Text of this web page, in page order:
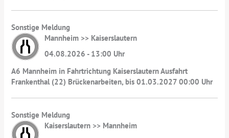
Sonstige Meldung
Mannheim >> Kaiserslautern
04.08.2026 - 13:00 Uhr
A6 Mannheim in Fahrtrichtung Kaiserslautern Ausfahrt
Frankenthal (22) Brückenarbeiten, bis 01.03.2027 00:00 Uhr
Sonstige Meldung
Kaiserslautern >> Mannheim